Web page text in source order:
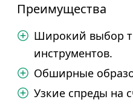
Преимущества
Широкий выбор
инструментов.
Обширные
Узкие спреды на